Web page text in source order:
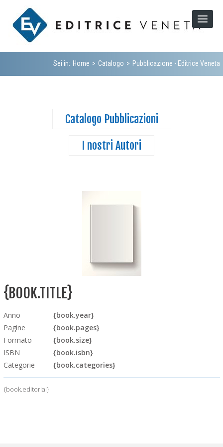
Sei in: Home > Catalogo > Pubblicazione - Editrice Veneta
Catalogo Pubblicazioni
I nostri Autori
{BOOK.TITLE}
Anno
{book.year}
Pagine
{book.pages}
Formato
{book.size}
ISBN
{book.isbn}
Categorie
{book.categories}
{book.editorial}